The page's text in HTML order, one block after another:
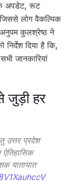
अपडेट, रूट
लोग वैकल्पिक
कुलश्रेष्ठ ने
दिया है कि,
जानकारियां
जुड़ी हर
उत्तर प्रदेश
यातायात